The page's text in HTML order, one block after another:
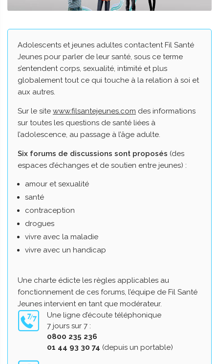
Adolescents et jeunes adultes contactent Fil Santé
Jeunes pour parler de leur santé, sous ce terme
s’entendent corps, sexualité, intimité et plus
globalement tout ce qui touche à la relation à soi et
aux autres.
Sur le site www.filsantejeunes.com des informations
sur toutes les questions de santé liées à
l’adolescence, au passage à l’âge adulte.
Six forums de discussions sont proposés (des
espaces d’échanges et de soutien entre jeunes) :
amour et sexualité
santé
contraception
drogues
vivre avec la maladie
vivre avec un handicap
Une charte édicte les règles applicables au
fonctionnement de ces forums, l’équipe de Fil Santé
Jeunes intervient en tant que modérateur.
Une ligne d’écoute téléphonique
7 jours sur 7 :
0800 235 236
01 44 93 30 74 (depuis un portable)